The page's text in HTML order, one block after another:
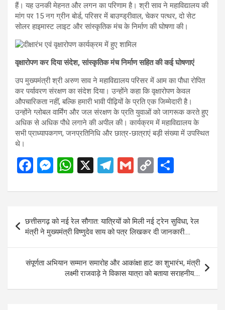
हैं। यह उनकी मेहनत और लगन का परिणाम है। श्री साव ने महाविद्यालय की
मांग पर 15 नग ग्रीन बोर्ड, परिसर में बाउण्ड्रीवाल, चेकर पत्थर, दो सेट
सोलर हाइमास्ट लाइट और सांस्कृतिक मंच के निर्माण की घोषणा की।
वृक्षारोपण कर दिया संदेश, सांस्कृतिक मंच निर्माण सहित की कई घोषणाएं
उप मुख्यमंत्री श्री अरुण साव ने महाविद्यालय परिसर में आम का पौधा रोपित
कर पर्यावरण संरक्षण का संदेश दिया। उन्होंने कहा कि वृक्षारोपण केवल
औपचारिकता नहीं, बल्कि हमारी भावी पीढ़ियों के प्रति एक जिम्मेदारी है।
उन्होंने ग्लोबल वार्मिंग और जल संरक्षण के प्रति युवाओं को जागरूक करते हुए
अधिक से अधिक पौधे लगाने की अपील की। कार्यक्रम में महाविद्यालय के
सभी प्राध्यापकगण, जनप्रतिनिधि और छात्र-छात्राएं बड़ी संख्या में उपस्थित
थे।
F
ce
b
o
o
k
M
se
n
g
er
W
at
A
p
p
X
T
e
gr
a
m
G
ail
C
py
Li
n
k
ar
e
navigation
छत्तीसगढ़ को नई रेल सौगात: यात्रियों को मिली नई ट्रेन सुविधा, रेल
मंत्री ने मुख्यमंत्री विष्णुदेव साय को पत्र लिखकर दी जानकारी….
संपूर्णता अभियान सम्मान समारोह और आकांक्षा हाट का शुभारंभ, मंत्री
लक्ष्मी राजवाड़े ने विकास यात्रा को बताया सराहनीय….